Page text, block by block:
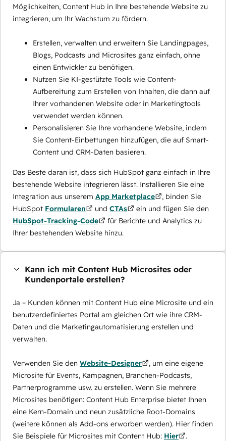
Möglichkeiten, Content Hub in Ihre bestehende Website zu
integrieren, um Ihr Wachstum zu fördern.
Erstellen, verwalten und erweitern Sie Landingpages,
Blogs, Podcasts und Microsites ganz einfach, ohne
einen Entwickler zu benötigen.
Nutzen Sie KI-gestützte Tools wie Content-
Aufbereitung zum Erstellen von Inhalten, die dann auf
Ihrer vorhandenen Website oder in Marketingtools
verwendet werden können.
Personalisieren Sie Ihre vorhandene Website, indem
Sie Content-Einbettungen hinzufügen, die auf Smart-
Content und CRM-Daten basieren.
Das Beste daran ist, dass sich HubSpot ganz einfach in Ihre
bestehende Website integrieren lässt. Installieren Sie eine
Integration aus unserem App Marketplace
, binden Sie
HubSpot Formularen und CTAs
ein und fügen Sie den
HubSpot-Tracking-Code
für Berichte und Analytics zu
Ihrer bestehenden Website hinzu.
Kann ich mit Content Hub Microsites oder
Kundenportale erstellen?
Ja – Kunden können mit Content Hub eine Microsite und ein
benutzerdefiniertes Portal am gleichen Ort wie ihre CRM-
Daten und die Marketingautomatisierung erstellen und
verwalten.
Verwenden Sie den Website-Designer
, um eine eigene
Microsite für Events, Kampagnen, Branchen-Podcasts,
Partnerprogramme usw. zu erstellen. Wenn Sie mehrere
Microsites benötigen: Content Hub Enterprise bietet Ihnen
eine Kern-Domain und neun zusätzliche Root-Domains
(weitere können als Add-ons erworben werden). Hier finden
Sie Beispiele für Microsites mit Content Hub: Hier .